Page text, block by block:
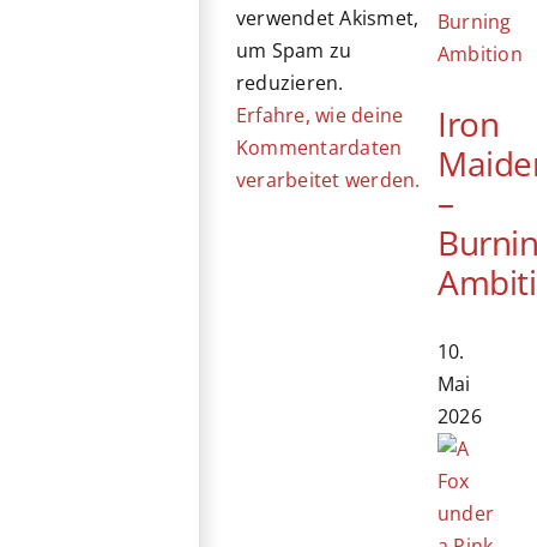
verwendet Akismet,
um Spam zu
reduzieren.
Erfahre, wie deine
Kommentardaten
verarbeitet werden.
Iron
–
10.
Mai
2026